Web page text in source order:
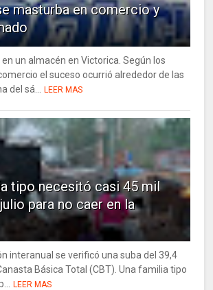
masturba en comercio y
en un almacén en Victorica. Según los
el suceso ocurrió alrededor de las
del sá...
LEER MAS
tipo necesitó casi 45 mil
para no caer en la
interanual se verificó una suba del 39,4
Básica Total (CBT). Una familia tipo
LEER MAS